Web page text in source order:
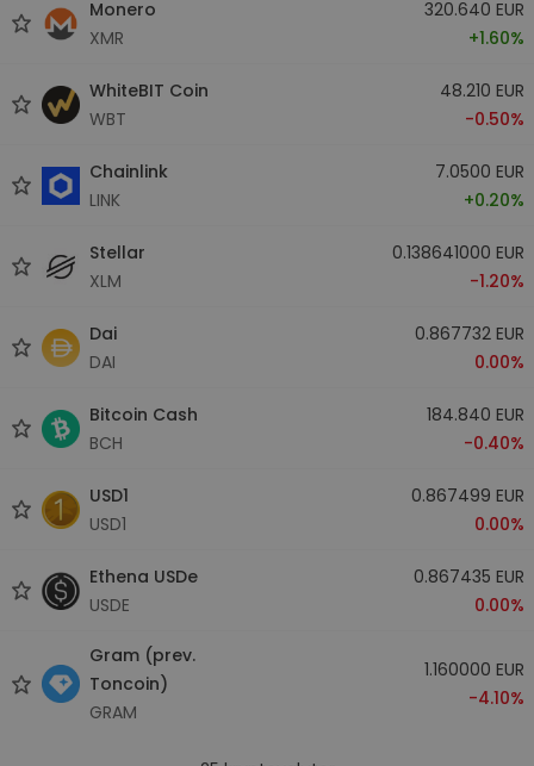
Monero
XMR
320.640 EUR
+1.60%
WhiteBIT Coin
WBT
48.210 EUR
-0.50%
Chainlink
LINK
7.0500 EUR
+0.20%
Stellar
XLM
0.138641000 EUR
-1.20%
Dai
DAI
0.867732 EUR
0.00%
Bitcoin Cash
BCH
184.840 EUR
-0.40%
USD1
USD1
0.867499 EUR
0.00%
Ethena USDe
USDE
0.867435 EUR
0.00%
Gram (prev.
Toncoin)
GRAM
1.160000 EUR
-4.10%